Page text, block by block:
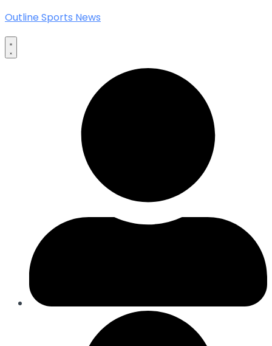
Outline Sports News